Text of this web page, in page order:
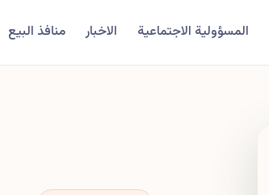
المسؤولية الاجتماعية الاخبار منافذ البيع